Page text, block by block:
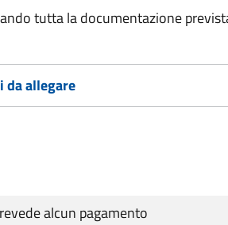
tutta la documentazione
da allegare
alcun pagamento